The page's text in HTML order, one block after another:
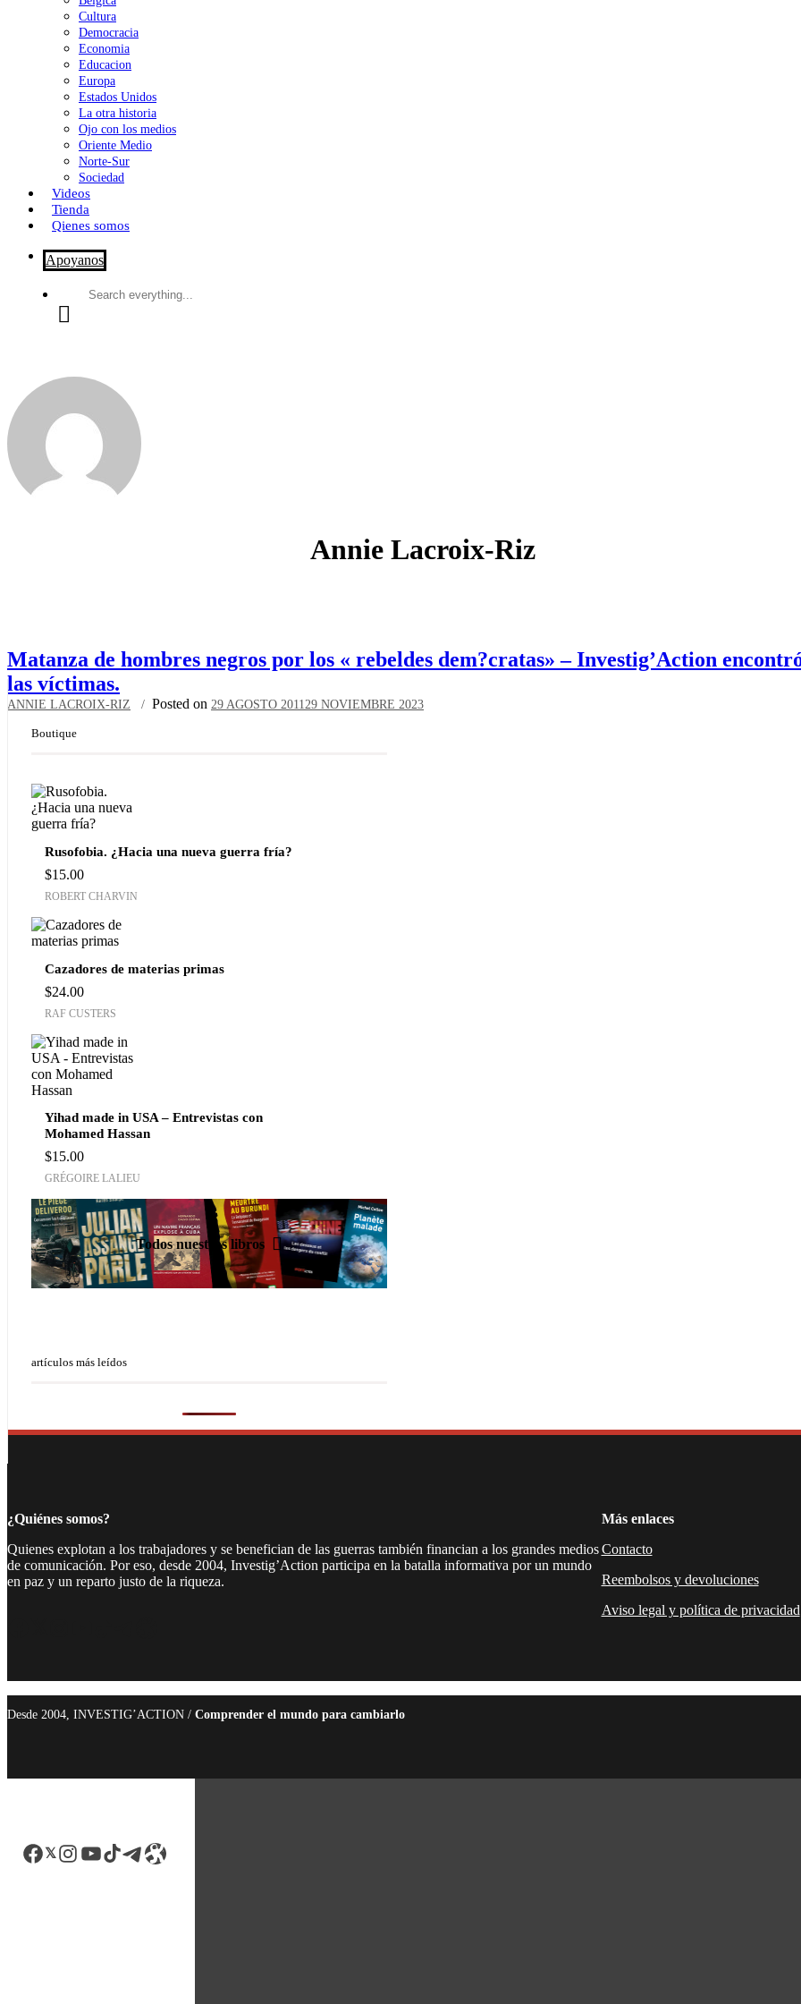
Cultura
Democracia
Economia
Educacion
Europa
Estados Unidos
La otra historia
Ojo con los medios
Oriente Medio
Norte-Sur
Sociedad
Videos
Tienda
Qienes somos
Apoyanos
Search
Annie Lacroix-Riz
Matanza de hombres negros por los « rebeldes dem?cratas» – Investig’Action
las víctimas.
ANNIE LACROIX-RIZ Posted on 29 AGOSTO 201129 NOVIEMBRE 2023
Boutique
Rusofobia. ¿Hacia una nueva guerra fría?
$15.00
ROBERT CHARVIN
Cazadores de materias primas
$24.00
RAF CUSTERS
Yihad made in USA – Entrevistas con
Mohamed Hassan
$15.00
GRÉGOIRE LALIEU
Todos nuestros libros
artículos más leídos
¿Quiénes somos?
Quienes explotan a los trabajadores y se benefician de las guerras también financian a los grandes medios
de comunicación. Por eso, desde 2004, Investig’Action participa en la batalla informativa por un mundo
en paz y un reparto justo de la riqueza.
Más enlaces
Contacto
Reembolsos y devoluciones
Aviso legal y política de privacidad
Desde 2004, INVESTIG’ACTION / Comprender el mundo para cambiarlo
Facebook
LinkedIn
Instagram
YouTube
TikTokTelegram
Enlace